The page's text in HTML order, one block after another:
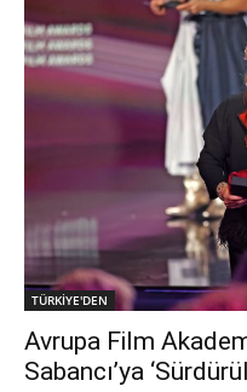
TÜRKİYE'DEN
Avrupa Film
Sabancı’ya